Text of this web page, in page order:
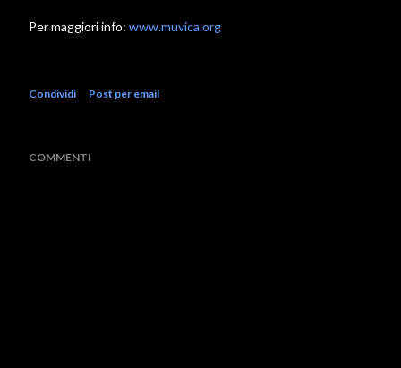
Per maggiori info: www.muvica.org
Condividi Post per email
COMMENTI